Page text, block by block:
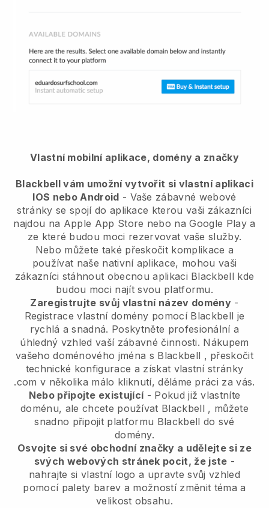
Vlastní mobilní aplikace, domény a značky
Blackbell vám umožní vytvořit si vlastní aplikaci
IOS nebo Android - Vaše zábavné webové
stránky se spojí do aplikace kterou vaši zákazníci
najdou na Apple App Store nebo na Google Play a
ze které budou moci rezervovat vaše služby.
Nebo můžete také přeskočit komplikace a
používat naše nativní aplikace, mohou vaši
zákazníci stáhnout obecnou aplikaci Blackbell kde
budou moci najít svou platformu.
Zaregistrujte svůj vlastní název domény-
Registrace vlastní domény pomocí Blackbell je
rychlá a snadná. Poskytněte profesionální a
úhledný vzhled vaší zábavné činnosti. Nákupem
vašeho doménového jména s Blackbell , přeskočit
technické konfigurace a získat vlastní stránky
.com v několika málo kliknutí, děláme práci za vás.
Nebo připojte existující- Pokud již vlastníte
doménu, ale chcete používat Blackbell , můžete
snadno připojit platformu Blackbell do své
domény.
Osvojte si své obchodní značky a udělejte si ze
svých webových stránek pocit, že jste -
nahrajte si vlastní logo a upravte svůj vzhled
pomocí palety barev a možností změnit téma a
velikost obsahu.